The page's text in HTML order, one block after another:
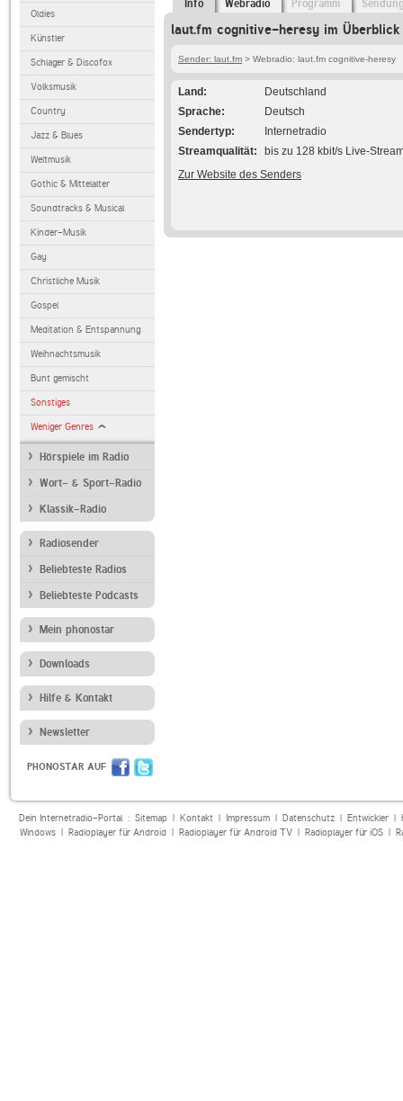
Oldies
Künstler
Schlager & Discofox
Volksmusik
Country
Jazz & Blues
Weltmusik
Gothic & Mittelalter
Soundtracks & Musical
Kinder-Musik
Gay
Christliche Musik
Gospel
Meditation & Entspannung
Weihnachtsmusik
Bunt gemischt
Sonstiges
Weniger Genres
Hörspiele im Radio
Wort- & Sport-Radio
Klassik-Radio
Radiosender
Beliebteste Radios
Beliebteste Podcasts
Mein phonostar
Downloads
Hilfe & Kontakt
Newsletter
PHONOSTAR AUF
Info Webradio Programm
laut.fm cognitive-heresy im Überblick
Sender: laut.fm > Webradio: laut.fm cognitive-heresy
Land
Deutschland
Sprache
Deutsch
Sendertyp
Internetradio
Streamqualität
bis zu 128 kbit/s Live-
Zur Website des Senders
Dein Internetradio-Portal : Sitemap| Kontakt| Impressum| Datenschutz| Entwickler|
Windows| Radioplayer für Android| Radioplayer für Android TV| Radioplayer für iOS|